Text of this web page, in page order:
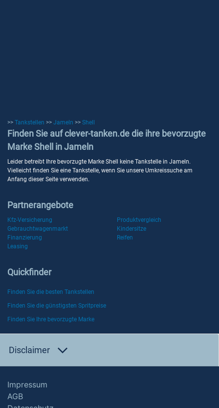
>> Tankstellen >> Jameln >> Shell
Finden Sie auf clever-tanken.de die ihre bevorzugte
Marke Shell in Jameln
Leider betreibt Ihre bevorzugte Marke Shell keine Tankstelle in Jameln.
Vielleicht finden Sie eine Tankstelle, wenn Sie unsere Umkreissuche am
Anfang dieser Seite verwenden.
Partnerangebote
Kfz-Versicherung
Produktvergleich
Gebrauchtwagenmarkt
Kindersitze
Finanzierung
Reifen
Leasing
Quickfinder
Finden Sie die besten Tankstellen
Finden Sie die günstigsten Spritpreise
Finden Sie Ihre bevorzugte Marke
Disclaimer
Impressum
AGB